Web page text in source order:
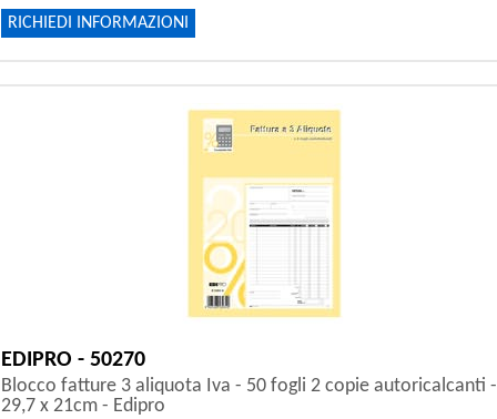
RICHIEDI INFORMAZIONI
EDIPRO - 50270
Blocco fatture 3 aliquota Iva - 50 fogli 2 copie autoricalcanti -
29,7 x 21cm - Edipro